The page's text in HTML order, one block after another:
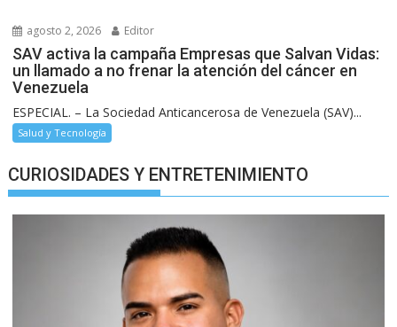
agosto 2, 2026 Editor
SAV activa la campaña Empresas que Salvan Vidas:
un llamado a no frenar la atención del cáncer en
Venezuela
ESPECIAL. – La Sociedad Anticancerosa de Venezuela (SAV)...
Salud y Tecnología
CURIOSIDADES Y ENTRETENIMIENTO